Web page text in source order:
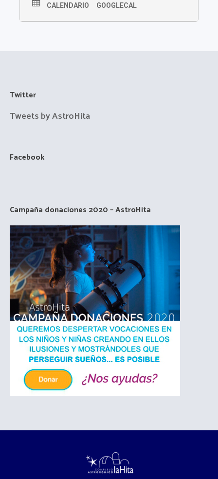
CALENDARIO GOOGLECAL
Twitter
Tweets by AstroHita
Facebook
Campaña donaciones 2020 – AstroHita